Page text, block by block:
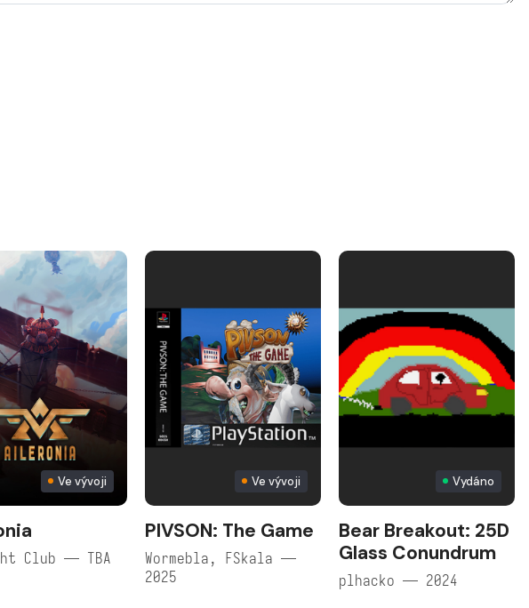
Ve vývoji
Club — TBA
Ve vývoji
PIVSON: The Game
Wormebla, FSkala —
2025
Vydáno
Bear Breakout: 25D
Glass Conundrum
plhacko — 2024